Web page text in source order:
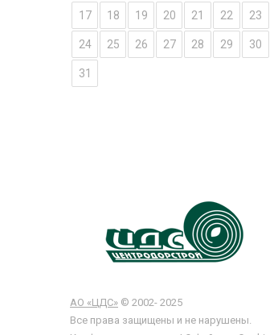
17 18 19 20 21 22 23
24 25 26 27 28 29 30
31
АО «ЦДС» © 2002- 2025
Все права защищены и не нарушены.